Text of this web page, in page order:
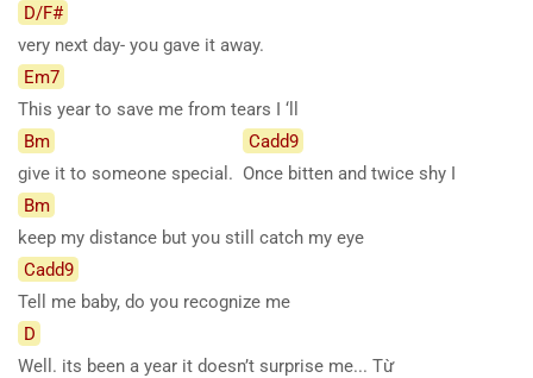
D/F#
very next day- you gave it away.
Em7
This year to save me from tears I ‘ll
Bm
give it to someone special.
Cadd9
Once bitten and twice shy I
Bm
keep my distance but you still catch my eye
Cadd9
Tell me baby, do you recognize me
D
Well. its been a year it doesn’t surprise me... Từ